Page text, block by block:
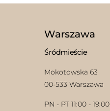
Warszawa
Śródmieście
Mokotowska 63
00-533 Warszawa
PN - PT 11:00 - 19:00